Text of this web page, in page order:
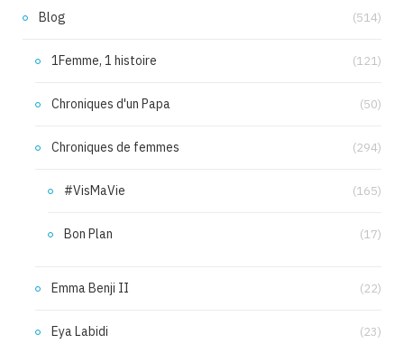
Blog (514)
1Femme, 1 histoire (121)
Chroniques d'un Papa (50)
Chroniques de femmes (294)
#VisMaVie (165)
Bon Plan (17)
Emma Benji II (22)
Eya Labidi (23)